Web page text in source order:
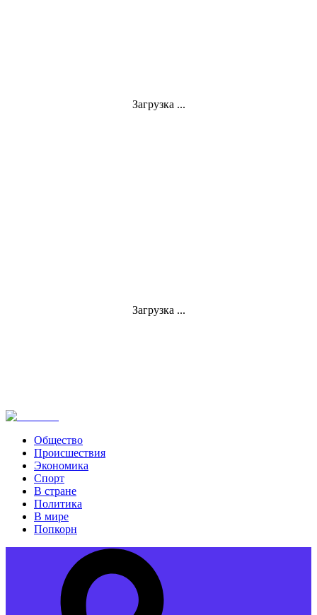
Загрузка ...
Загрузка ...
Общество
Происшествия
Экономика
Спорт
В стране
Политика
В мире
Попкорн